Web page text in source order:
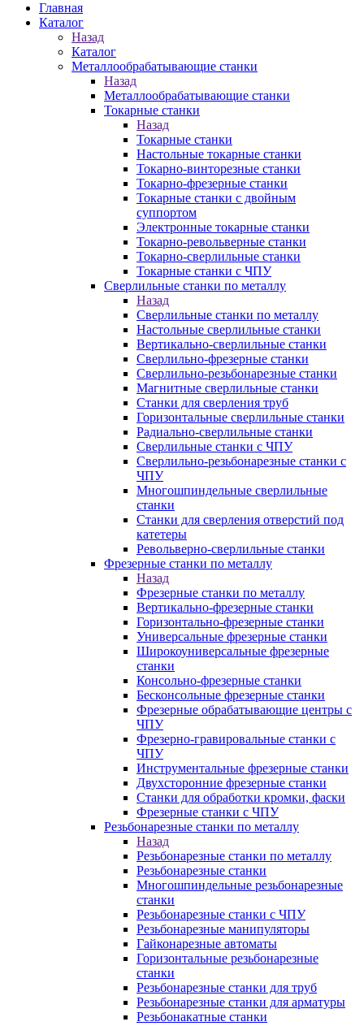
Главная
Каталог
Назад
Каталог
Металлообрабатывающие станки
Назад
Металлообрабатывающие станки
Токарные станки
Назад
Токарные станки
Настольные токарные станки
Токарно-винторезные станки
Токарно-фрезерные станки
Токарные станки с двойным
суппортом
Электронные токарные станки
Токарно-револьверные станки
Токарно-сверлильные станки
Токарные станки с ЧПУ
Сверлильные станки по металлу
Назад
Сверлильные станки по металлу
Настольные сверлильные станки
Вертикально-сверлильные станки
Сверлильно-фрезерные станки
Сверлильно-резьбонарезные станки
Магнитные сверлильные станки
Станки для сверления труб
Горизонтальные сверлильные станки
Радиально-сверлильные станки
Сверлильные станки с ЧПУ
Сверлильно-резьбонарезные станки с
ЧПУ
Многошпиндельные сверлильные
станки
Станки для сверления отверстий под
катетеры
Револьверно-сверлильные станки
Фрезерные станки по металлу
Назад
Фрезерные станки по металлу
Вертикально-фрезерные станки
Горизонтально-фрезерные станки
Универсальные фрезерные станки
Широкоуниверсальные фрезерные
станки
Консольно-фрезерные станки
Бесконсольные фрезерные станки
Фрезерные обрабатывающие центры с
ЧПУ
Фрезерно-гравировальные станки с
ЧПУ
Инструментальные фрезерные станки
Двухсторонние фрезерные станки
Станки для обработки кромки, фаски
Фрезерные станки с ЧПУ
Резьбонарезные станки по металлу
Назад
Резьбонарезные станки по металлу
Резьбонарезные станки
Многошпиндельные резьбонарезные
станки
Резьбонарезные станки с ЧПУ
Резьбонарезные манипуляторы
Гайконарезные автоматы
Горизонтальные резьбонарезные
станки
Резьбонарезные станки для труб
Резьбонарезные станки для арматуры
Резьбонакатные станки